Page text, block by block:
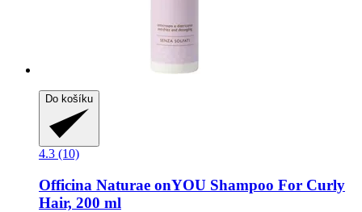
Do košíku
4.3 (10)
Officina Naturae onYOU Shampoo For Curly
Hair, 200 ml